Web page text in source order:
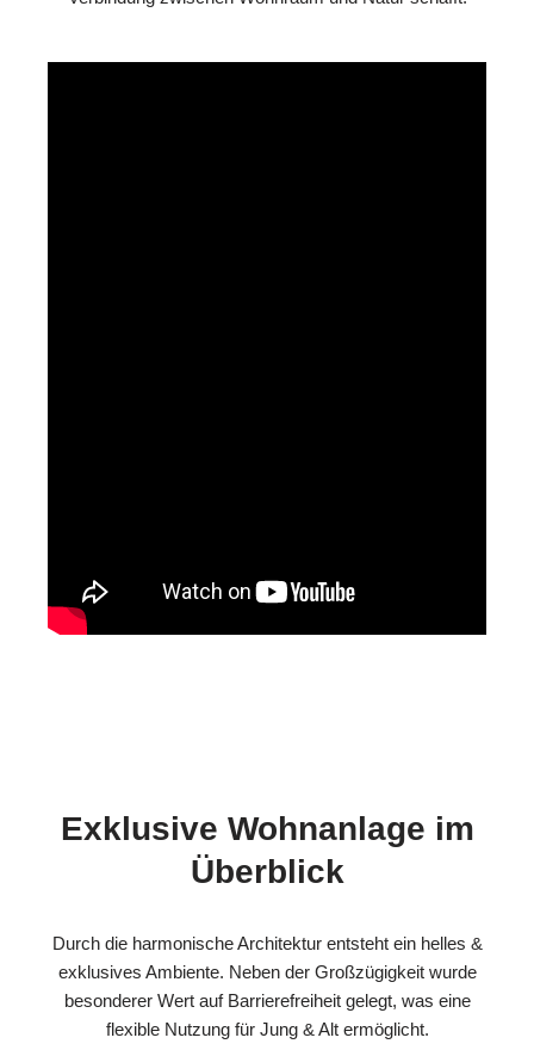
Exklusive Wohnanlage im
Überblick
Durch die harmonische Architektur entsteht ein helles &
exklusives Ambiente. Neben der Großzügigkeit wurde
besonderer Wert auf Barrierefreiheit gelegt, was eine
flexible Nutzung für Jung & Alt ermöglicht.